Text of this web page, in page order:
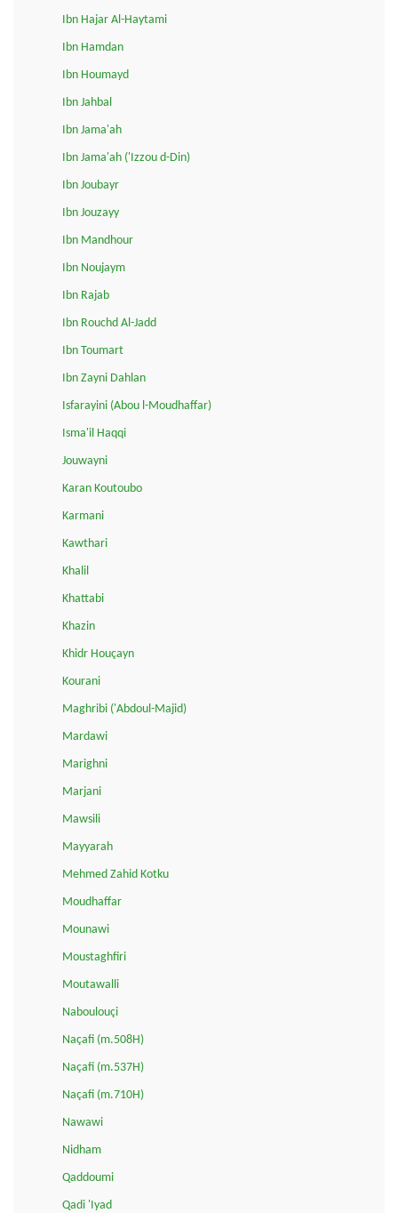
Ibn Hajar Al-Haytami
Ibn Hamdan
Ibn Houmayd
Ibn Jahbal
Ibn Jama'ah
Ibn Jama'ah ('Izzou d-Din)
Ibn Joubayr
Ibn Jouzayy
Ibn Mandhour
Ibn Noujaym
Ibn Rajab
Ibn Rouchd Al-Jadd
Ibn Toumart
Ibn Zayni Dahlan
Isfarayini (Abou l-Moudhaffar)
Isma'il Haqqi
Jouwayni
Karan Koutoubo
Karmani
Kawthari
Khalil
Khattabi
Khazin
Khidr Houçayn
Kourani
Maghribi ('Abdoul-Majid)
Mardawi
Marighni
Marjani
Mawsili
Mayyarah
Mehmed Zahid Kotku
Moudhaffar
Mounawi
Moustaghfiri
Moutawalli
Naboulouçi
Naçafi (m.508H)
Naçafi (m.537H)
Naçafi (m.710H)
Nawawi
Nidham
Qaddoumi
Qadi 'Iyad